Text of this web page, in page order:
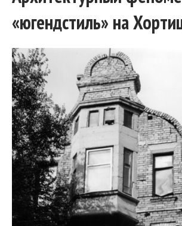
«югендстиль» на